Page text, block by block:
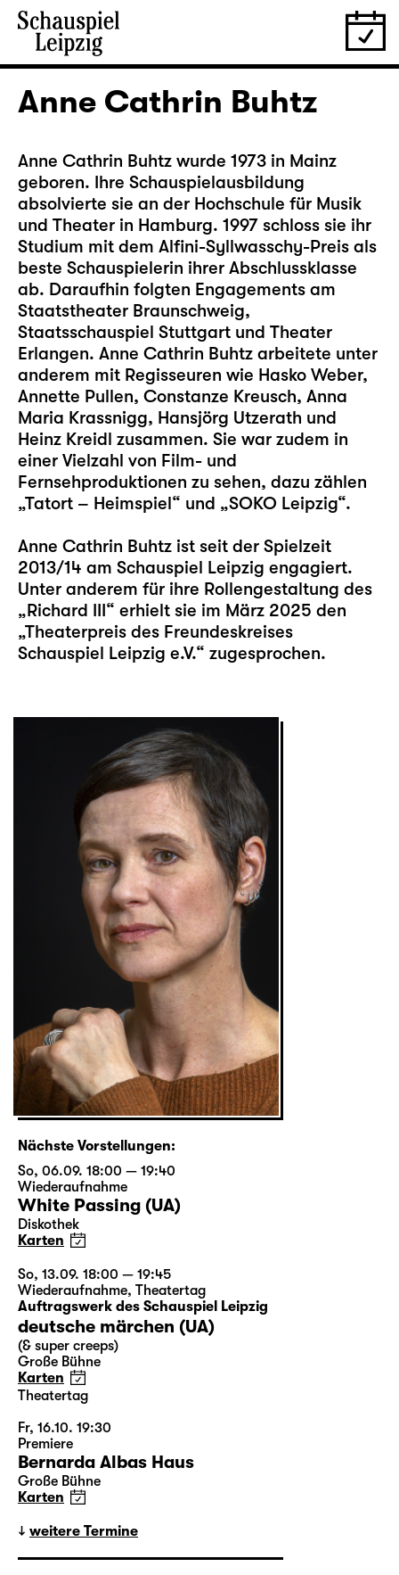
Anne Cathrin Buhtz
Anne Cathrin Buhtz wurde 1973 in Mainz
geboren. Ihre Schauspielausbildung
absolvierte sie an der Hochschule für Musik
und Theater in Hamburg. 1997 schloss sie ihr
Studium mit dem Alfini-Syllwasschy-Preis als
beste Schauspielerin ihrer Abschlussklasse
ab. Daraufhin folgten Engagements am
Staatstheater Braunschweig,
Staatsschauspiel Stuttgart und Theater
Erlangen. Anne Cathrin Buhtz arbeitete unter
anderem mit Regisseuren wie Hasko Weber,
Annette Pullen, Constanze Kreusch, Anna
Maria Krassnigg, Hansjörg Utzerath und
Heinz Kreidl zusammen. Sie war zudem in
einer Vielzahl von Film- und
Fernsehproduktionen zu sehen, dazu zählen
„Tatort – Heimspiel“ und „SOKO Leipzig“.
Anne Cathrin Buhtz ist seit der Spielzeit
2013/14 am Schauspiel Leipzig engagiert.
Unter anderem für ihre Rollengestaltung des
„Richard III“ erhielt sie im März 2025 den
„Theaterpreis des Freundeskreises
Schauspiel Leipzig e.V.“ zugesprochen.
Nächste Vorstellungen:
So, 06.09. 18:00 — 19:40
Wiederaufnahme
White Passing (UA)
Diskothek
Karten
So, 13.09. 18:00 — 19:45
Wiederaufnahme, Theatertag
Auftragswerk des Schauspiel Leipzig
deutsche märchen (UA)
(& super creeps)
Große Bühne
Karten
Theatertag
Fr, 16.10. 19:30
Premiere
Bernarda Albas Haus
Große Bühne
Karten
weitere Termine